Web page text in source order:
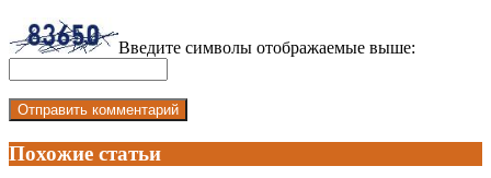
Введите символы отображаемые выше:
Похожие статьи